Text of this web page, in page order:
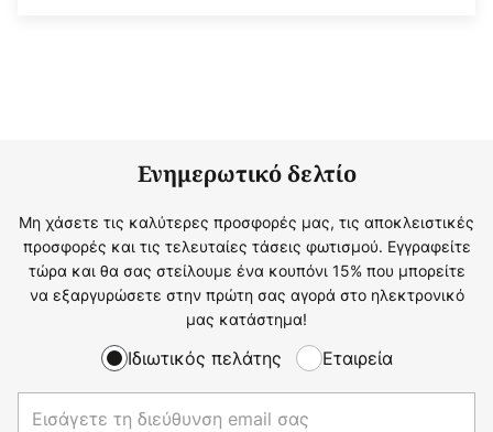
Ενημερωτικό δελτίο
Μη χάσετε τις καλύτερες προσφορές μας, τις αποκλειστικές
προσφορές και τις τελευταίες τάσεις φωτισμού. Εγγραφείτε
τώρα και θα σας στείλουμε ένα κουπόνι 15% που μπορείτε
να εξαργυρώσετε στην πρώτη σας αγορά στο ηλεκτρονικό
μας κατάστημα!
Ιδιωτικός πελάτης Εταιρεία